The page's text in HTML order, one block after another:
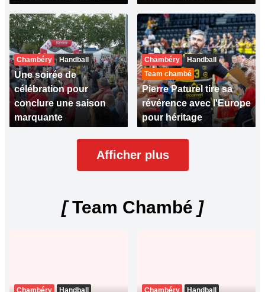
Chambéry Handball
Une soirée de
célébration pour
conclure une saison
marquante
Chambéry
Handball
Team chambé
Pierre Paturel tire sa
révérence avec l'Europe
pour héritage
Afficher plus
[Team Chambé ]
Chambéry
Handball
Chambéry
Handball